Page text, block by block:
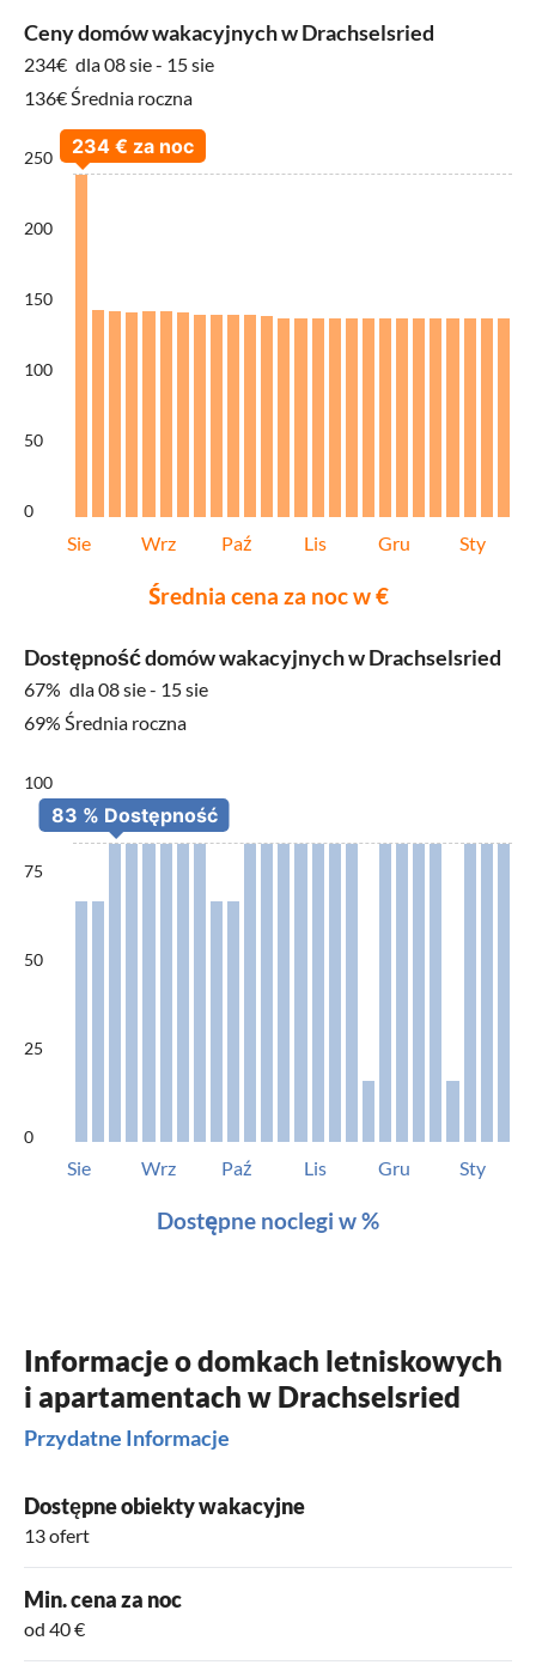
Ceny domów wakacyjnych w Drachselsried
234€ dla 08 sie - 15 sie
136€ Średnia roczna
250
200
150
100
50
0
Sie Wrz Paź Lis Gru Sty
Średnia cena za noc w €
Dostępność domów wakacyjnych w Drachselsried
67% dla 08 sie - 15 sie
69% Średnia roczna
100
75
50
25
0
Sie Wrz Paź Lis Gru Sty
Dostępne noclegi w %
Informacje o domkach letniskowych
i apartamentach w Drachselsried
Przydatne Informacje
Dostępne obiekty wakacyjne
13 ofert
Min. cena za noc
od 40 €